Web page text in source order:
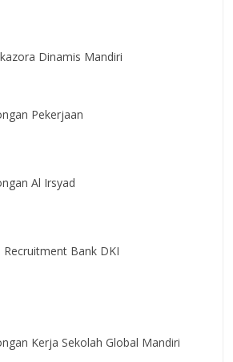
Dinamis Mandiri
Pekerjaan
Al Irsyad
Recruitment Bank DKI
Kerja Sekolah Global Mandiri